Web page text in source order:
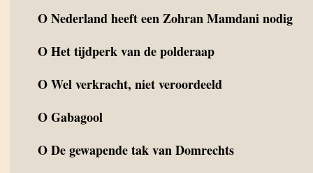
ONederland heeft een Zohran Mamdani nodig
OHet tijdperk van de polderaap
OWel verkracht, niet veroordeeld
OGabagool
ODe gewapende tak van Domrechts